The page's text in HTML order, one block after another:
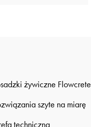
żywiczne Flowcrete
szyte na miarę
techniczna